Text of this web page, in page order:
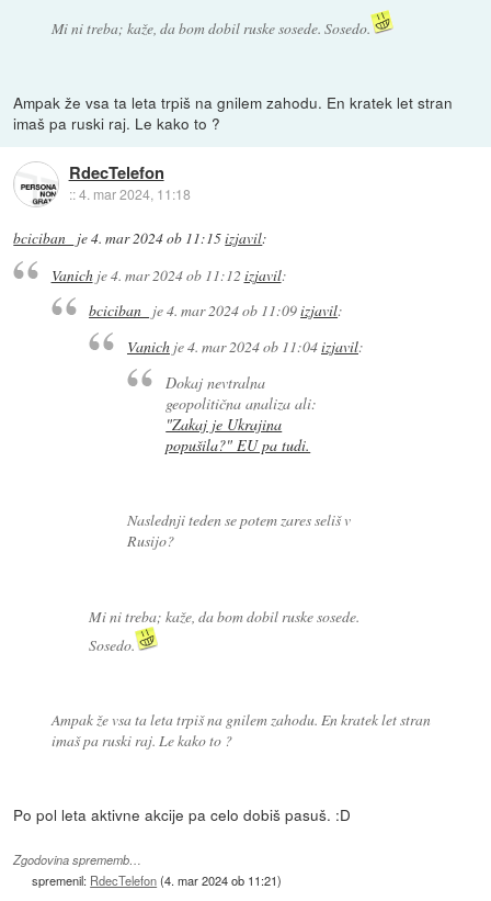
Mi ni treba; kaže, da bom dobil ruske sosede. Sosedo.
Ampak že vsa ta leta trpiš na gnilem zahodu. En kratek let stran
imaš pa ruski raj. Le kako to ?
RdecTelefon
::4. mar 2024, 11:18
bciciban_ je4. mar 2024 ob 11:15izjavil:
Vanichje4. mar 2024 ob 11:12 izjavil:
bciciban_ je4. mar 2024 ob 11:09izjavil:
Vanichje4. mar 2024 ob 11:04izjavil:
Dokaj nevtralna
geopolitična analiza ali:
"Zakaj je Ukrajina
popušila?" EU pa tudi.
Naslednji teden se potem zares seliš v
Rusijo?
Mi ni treba; kaže, da bom dobil ruske sosede.
Sosedo.
Ampak že vsa ta leta trpiš na gnilem zahodu. En kratek let stran
imaš pa ruski raj. Le kako to ?
Po pol leta aktivne akcije pa celo dobiš pasuš. :D
Zgodovina sprememb…
spremenil: RdecTelefon(4. mar 2024 ob 11:21)